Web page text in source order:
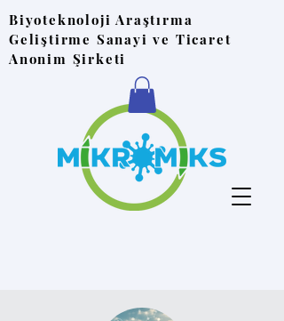
Biyoteknoloji Araştırma
Geliştirme Sanayi ve Ticaret
Anonim Şirketi